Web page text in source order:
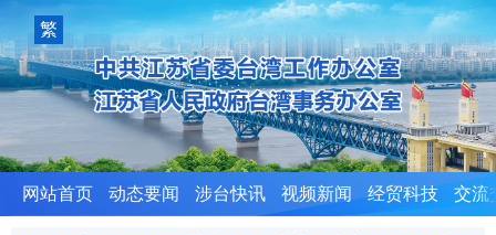
繁
體
版
网站首页 动态要闻 涉台快讯 视频新闻 经贸科技 交流